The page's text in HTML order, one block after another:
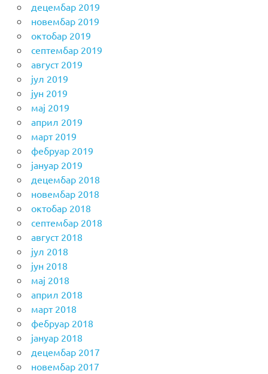
децембар 2019
новембар 2019
октобар 2019
септембар 2019
август 2019
јул 2019
јун 2019
мај 2019
април 2019
март 2019
фебруар 2019
јануар 2019
децембар 2018
новембар 2018
октобар 2018
септембар 2018
август 2018
јул 2018
јун 2018
мај 2018
април 2018
март 2018
фебруар 2018
јануар 2018
децембар 2017
новембар 2017